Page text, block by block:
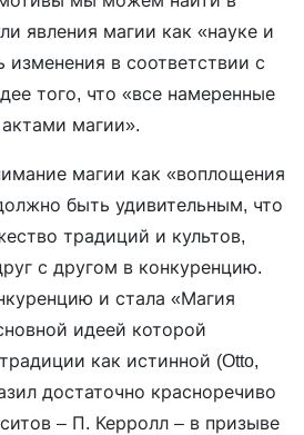
явления магии как «науке и
изменения в соответствии с
того, что «все намеренные
магии».
магии как «воплощения
быть удивительным, что
традиций и культов,
с другом в конкуренцию.
и стала «Магия
идеей которой
как истинной (Otto,
достаточно красноречиво
– П. Керролл – в призыве